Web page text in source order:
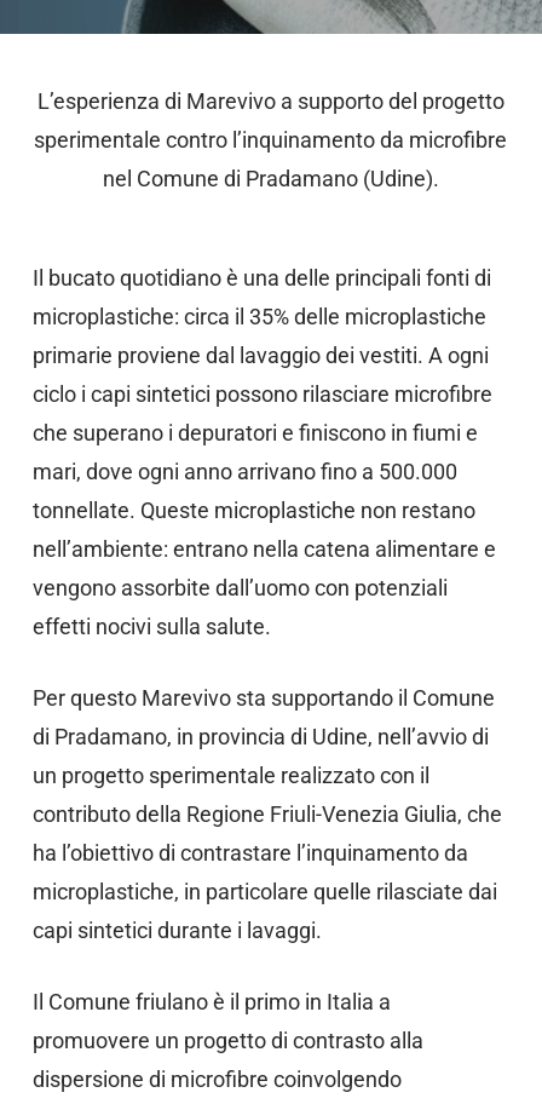
L’esperienza di Marevivo a supporto del progetto
sperimentale contro l’inquinamento da microfibre
nel Comune di Pradamano (Udine).
Il bucato quotidiano è una delle principali fonti di
microplastiche: circa il 35% delle microplastiche
primarie proviene dal lavaggio dei vestiti. A ogni
ciclo i capi sintetici possono rilasciare microfibre
che superano i depuratori e finiscono in fiumi e
mari, dove ogni anno arrivano fino a 500.000
tonnellate. Queste microplastiche non restano
nell’ambiente: entrano nella catena alimentare e
vengono assorbite dall’uomo con potenziali
effetti nocivi sulla salute.
Per questo Marevivo sta supportando il Comune
di Pradamano, in provincia di Udine, nell’avvio di
un progetto sperimentale realizzato con il
contributo della Regione Friuli-Venezia Giulia, che
ha l’obiettivo di contrastare l’inquinamento da
microplastiche, in particolare quelle rilasciate dai
capi sintetici durante i lavaggi.
Il Comune friulano è il primo in Italia a
promuovere un progetto di contrasto alla
dispersione di microfibre coinvolgendo